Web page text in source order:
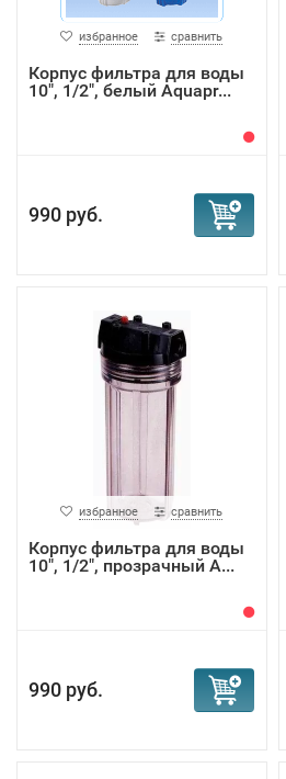
избранное сравнить
Корпус фильтра для воды
10", 1/2", белый Aquapr...
990 руб.
избранное сравнить
Корпус фильтра для воды
10", 1/2", прозрачный A...
990 руб.